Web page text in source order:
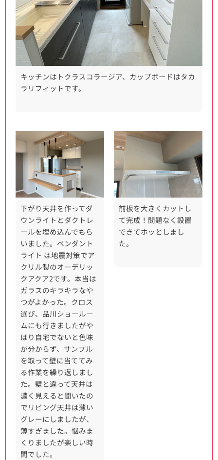
キッチンはトクラスコラージア、カップボードはタカ
ラリフィットです。
下がり天井を作ってダ
ウンライトとダクトレ
ールを埋め込んでもら
いました。ペンダント
ライト は地震対策でア
クリル製のオーデリッ
クアクア2です。本当は
ガラスのキラキラなや
つがよかった。クロス
選び、品川ショールー
ムにも行きましたがや
はり自宅でないと色味
が分からず、サンプル
を取って壁に当ててみ
る作業を繰り返しまし
た。壁と違って天井は
濃く見えると聞いたの
でリビング天井は薄い
グレーにしましたが、
薄すぎました。悩みま
くりましたが楽しい時
間でした。
前板を大きくカットし
て完成！問題なく設置
できてホッとしまし
た。